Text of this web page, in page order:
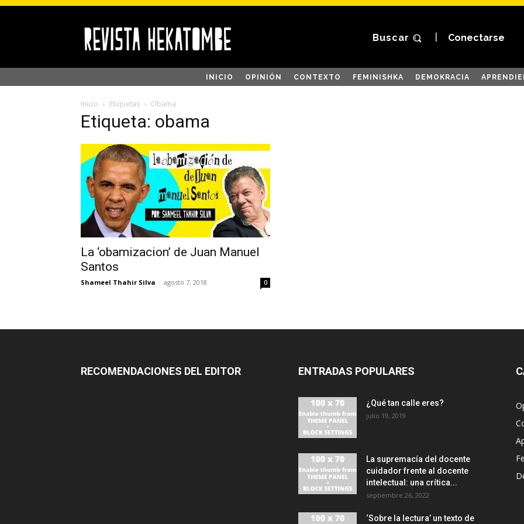
Buscar Conectarse
INICIO OPINIÓN CONTEXTO FEMINISHKA DEMOKRACIA
Inicio Etiquetas Obama
Etiqueta: obama
La ‘obamizacion’ de Juan Manuel
Santos
Shameel Thahir Silva - agosto 7, 2018 0
RECOMENDACIONES DEL EDITOR ENTRADAS POPULARES
¿Qué tan calle eres?
julio 19, 2019
La supremacía del docente
cuidador frente al docente
intelectual: una crítica...
septiembre 26, 2022
‘Sobre la lectura’ un texto de